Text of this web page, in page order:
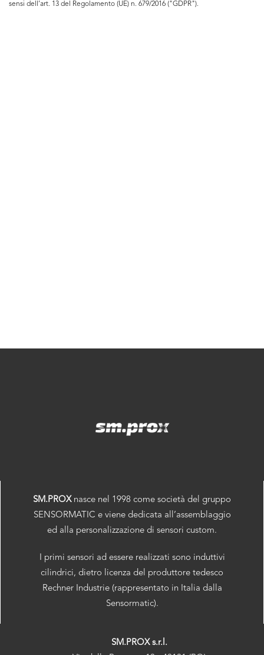
sensi dell’art. 13 del Regolamento (UE) n. 679/2016 ("GDPR").
SM.PROXnasce nel 1998 come società del gruppo
SENSORMATIC e viene dedicata all’assemblaggio
ed alla personalizzazione di sensori custom.
I primi sensori ad essere realizzati sono induttivi
cilindrici, dietro licenza del produttore tedesco
Rechner Industrie (rappresentato in Italia dalla
Sensormatic).
SM.PROX s.r.l.